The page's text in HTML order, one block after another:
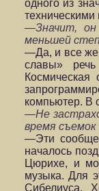
одного из
—Значит, он
меньшей
—Да, и все же
славы»
Космическая
компьютер. В
—Не
время
—Эти
началось
Цюрихе, и
музыка. Для
Сибелиуса,